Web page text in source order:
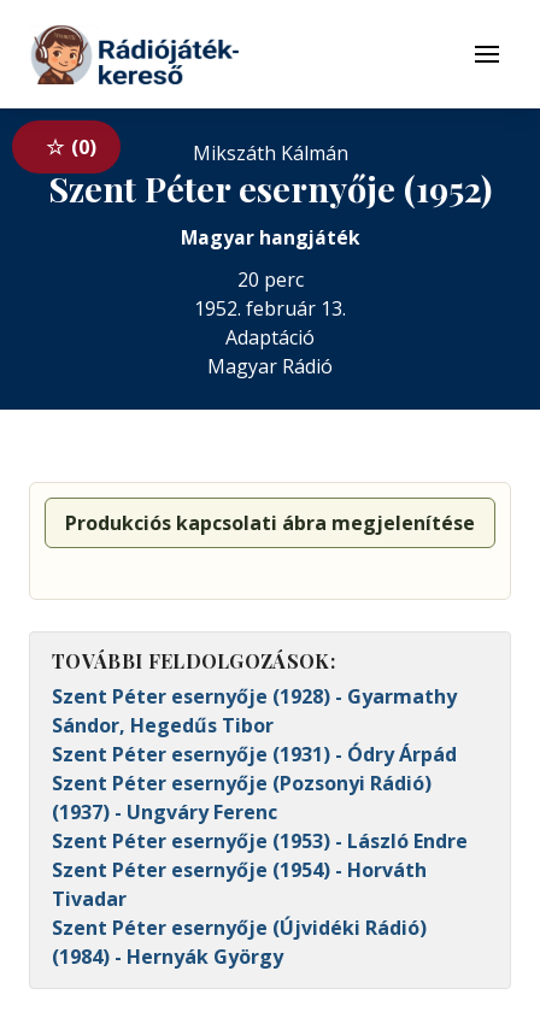
Tovább a tartalomhoz
Menü
0 Mikszáth Kálmán
Szent Péter esernyője (1952)
Magyar hangjáték
20 perc
1952. február 13.
Adaptáció
Magyar Rádió
Produkciós kapcsolati ábra megjelenítése
TOVÁBBI FELDOLGOZÁSOK:
Szent Péter esernyője (1928) - Gyarmathy
Sándor, Hegedűs Tibor
Szent Péter esernyője (1931) - Ódry Árpád
Szent Péter esernyője (Pozsonyi Rádió)
(1937) - Ungváry Ferenc
Szent Péter esernyője (1953) - László Endre
Szent Péter esernyője (1954) - Horváth
Tivadar
Szent Péter esernyője (Újvidéki Rádió)
(1984) - Hernyák György